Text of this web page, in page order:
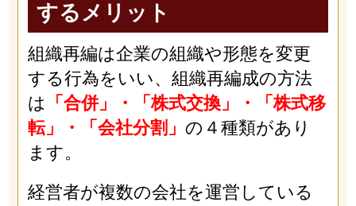
するメリット
組織再編は企業の組織や形態を変更
する行為をいい、組織再編成の方法
は
「合併」・「株式交換」・「株式移
転」・「会社分割」 の４種類があり
ます。
経営者が複数の会社を運営している